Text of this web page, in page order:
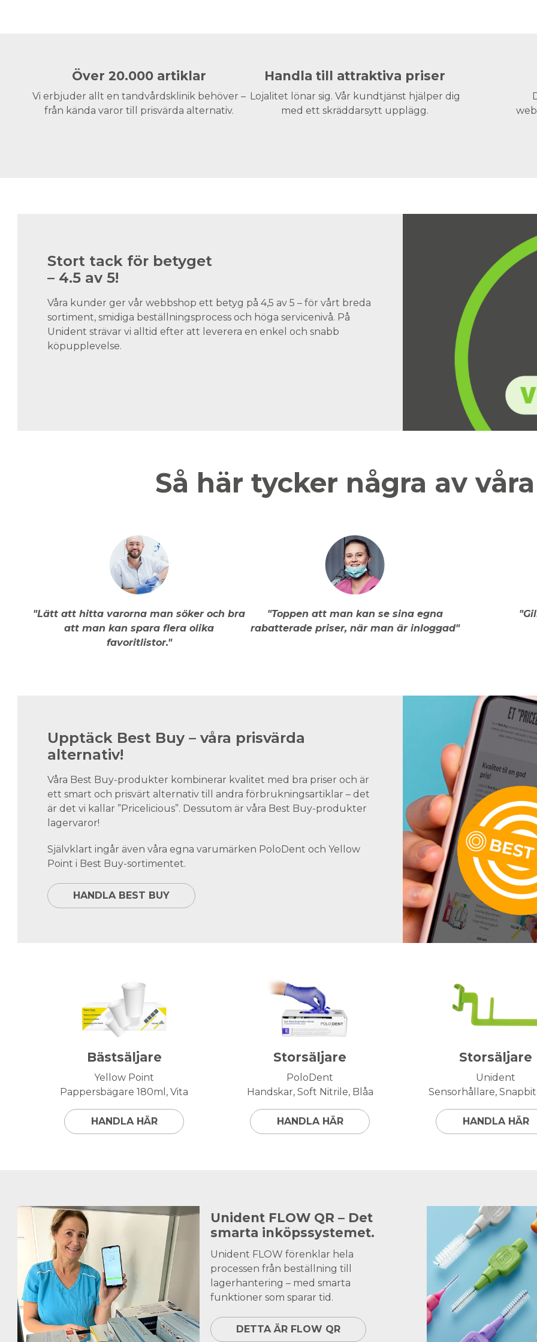
Över 20.000 artiklar
Vi erbjuder allt en tandvårdsklinik behöver –
från kända varor till prisvärda alternativ.
Handla till attraktiva priser
Lojalitet lönar sig. Vår kundtjänst hjälper dig
med ett skräddarsytt upplägg.
Stort tack för betyget
– 4.5 av 5!
Våra kunder ger vår webbshop ett betyg på 4,5 av 5 – för vårt breda
sortiment, smidiga beställningsprocess och höga servicenivå. På
Unident strävar vi alltid efter att leverera en enkel och snabb
köpupplevelse.
Så här tycker några av
"Lätt att hitta varorna man söker och bra
att man kan spara flera olika
favoritlistor."
"Toppen att man kan se sina egna
rabatterade priser, när man är inloggad"
Upptäck Best Buy – våra prisvärda
alternativ!
Våra Best Buy-produkter kombinerar kvalitet med bra priser och är
ett smart och prisvärt alternativ till andra förbrukningsartiklar – det
är det vi kallar ”Pricelicious”. Dessutom är våra Best Buy-produkter
lagervaror!
Självklart ingår även våra egna varumärken PoloDent och Yellow
Point i Best Buy-sortimentet.
HANDLA BEST BUY
Bästsäljare
Yellow Point
Pappersbägare 180ml, Vita
HANDLA HÄR
Storsäljare
PoloDent
Handskar, Soft Nitrile, Blåa
HANDLA HÄR
Storsäljare
Unident
Sensorhållare,
HANDLA HÄR
Unident FLOW QR – Det
smarta inköpssystemet.
Unident FLOW förenklar hela
processen från beställning till
lagerhantering – med smarta
funktioner som sparar tid.
DETTA ÄR FLOW QR